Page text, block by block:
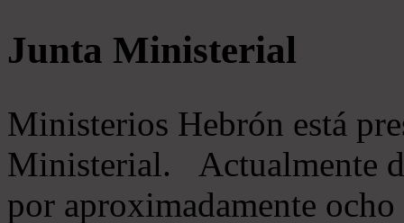
Junta Ministerial
Ministerios Hebrón está
Ministerial. Actualmente
por aproximadamente